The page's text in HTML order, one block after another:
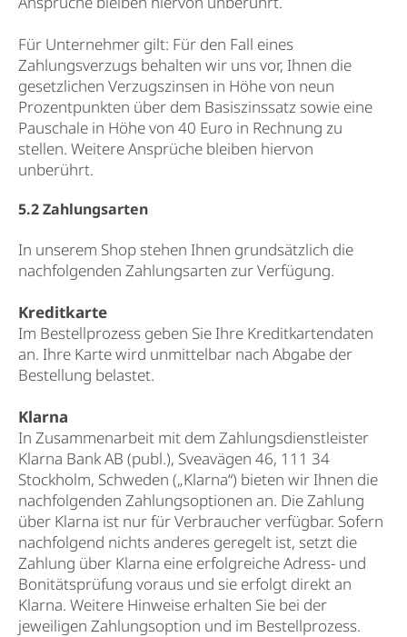
Für Unternehmer gilt: Für den Fall eines
Zahlungsverzugs behalten wir uns vor, Ihnen die
gesetzlichen Verzugszinsen in Höhe von neun
Prozentpunkten über dem Basiszinssatz sowie eine
Pauschale in Höhe von 40 Euro in Rechnung zu
stellen. Weitere Ansprüche bleiben hiervon
unberührt.
5.2 Zahlungsarten
In unserem Shop stehen Ihnen grundsätzlich die
nachfolgenden Zahlungsarten zur Verfügung.
Kreditkarte
Im Bestellprozess geben Sie Ihre Kreditkartendaten
an. Ihre Karte wird unmittelbar nach Abgabe der
Bestellung belastet.
Klarna
In Zusammenarbeit mit dem Zahlungsdienstleister
Klarna Bank AB (publ.), Sveavägen 46, 111 34
Stockholm, Schweden („Klarna“) bieten wir Ihnen die
nachfolgenden Zahlungsoptionen an. Die Zahlung
über Klarna ist nur für Verbraucher verfügbar. Sofern
nachfolgend nichts anderes geregelt ist, setzt die
Zahlung über Klarna eine erfolgreiche Adress- und
Bonitätsprüfung voraus und sie erfolgt direkt an
Klarna. Weitere Hinweise erhalten Sie bei der
jeweiligen Zahlungsoption und im Bestellprozess.